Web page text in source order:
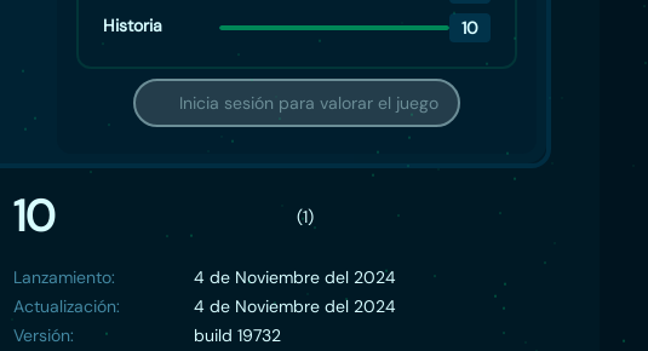
Historia
10
Inicia sesión para valorar el juego
10 (1)
Lanzamiento:
4 de Noviembre del 2024
Actualización:
4 de Noviembre del 2024
Versión:
build 19732